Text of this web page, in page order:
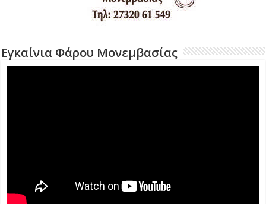
Εγκαίνια Φάρου Μονεμβασίας